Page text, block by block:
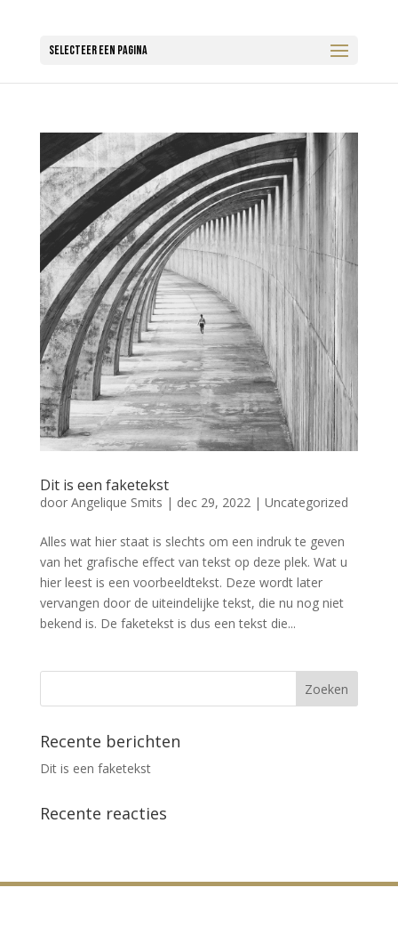
Selecteer een pagina
Dit is een faketekst
door Angelique Smits | dec 29, 2022| Uncategorized
Alles wat hier staat is slechts om een indruk te geven
van het grafische effect van tekst op deze plek. Wat u
hier leest is een voorbeeldtekst. Deze wordt later
vervangen door de uiteindelijke tekst, die nu nog niet
bekend is. De faketekst is dus een tekst die...
Recente berichten
Dit is een faketekst
Recente reacties